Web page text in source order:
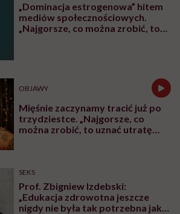
„Dominacja estrogenowa” hitem
mediów społecznościowych.
„Najgorsze, co można zrobić, to
OBJAWY
Mięśnie zaczynamy tracić już po
trzydziestce. „Najgorsze, co
można zrobić, to uznać utratę
SEKS
Prof. Zbigniew Izdebski:
„Edukacja zdrowotna jeszcze
nigdy nie była tak potrzebna jak